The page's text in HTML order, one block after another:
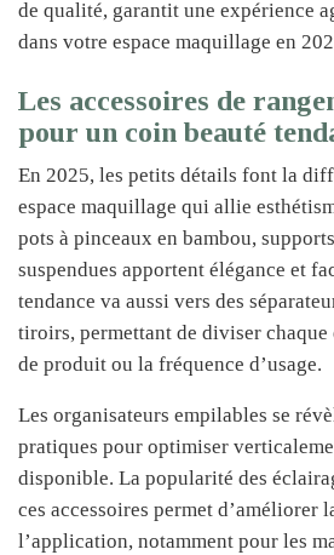
de qualité, garantit une expérience
dans votre espace maquillage en
Les accessoires de
pour un coin beauté
En 2025, les petits détails font la
espace maquillage qui allie
pots à pinceaux en bambou,
suspendues apportent élégance et
tendance va aussi vers des
tiroirs, permettant de diviser chaque
de produit ou la fréquence d’usage.
Les organisateurs empilables se
pratiques pour optimiser
disponible. La popularité des
ces accessoires permet d’améliorer
l’application, notamment pour les